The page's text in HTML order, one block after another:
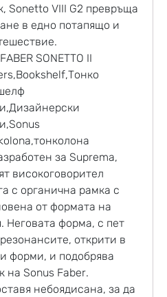
Sonetto VIII G2 превръща
в едно потапящо и
за Suprema,
високоговорител
с органична рамка с
от формата на
Неговата форма, с пет
открити в
форми, и подобрява
на Sonus Faber.
небоядисана, за да